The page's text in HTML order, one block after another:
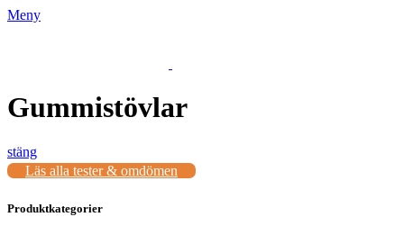
Meny
Gummistövlar
stäng
Läs alla tester & omdömen
Produktkategorier